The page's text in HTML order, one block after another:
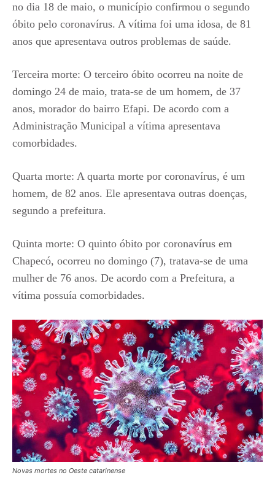
no dia 18 de maio, o município confirmou o segundo
óbito pelo coronavírus. A vítima foi uma idosa, de 81
anos que apresentava outros problemas de saúde.
Terceira morte: O terceiro óbito ocorreu na noite de
domingo 24 de maio, trata-se de um homem, de 37
anos, morador do bairro Efapi. De acordo com a
Administração Municipal a vítima apresentava
comorbidades.
Quarta morte: A quarta morte por coronavírus, é um
homem, de 82 anos. Ele apresentava outras doenças,
segundo a prefeitura.
Quinta morte: O quinto óbito por coronavírus em
Chapecó, ocorreu no domingo (7), tratava-se de uma
mulher de 76 anos. De acordo com a Prefeitura, a
vítima possuía comorbidades.
Novas mortes no Oeste catarinense